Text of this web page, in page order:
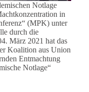
Notlage
in
(MPK) unter
durch die
März 2021 hat das
Koalition aus Union
Entmachtung
Notlage“